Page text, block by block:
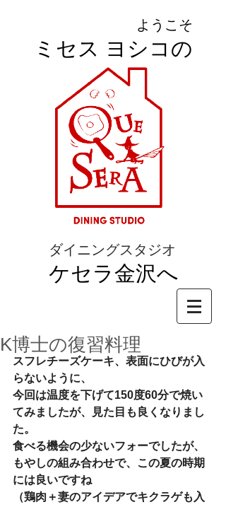
ようこそ
ミセス ヨシコの
ダイニングスタジオ
ケセラ金沢へ
K博士の復習料理
スフレチーズケーキ、表面にひびが入
らないように、
今回は温度を下げて150度60分で焼い
てみましたが、見た目も良くなりまし
た。
食べる機会の少ないフォーでしたが、
もやしの組み合わせで、この夏の時期
には良いですね
（鶏肉＋妻のアイデアでキクラゲも入